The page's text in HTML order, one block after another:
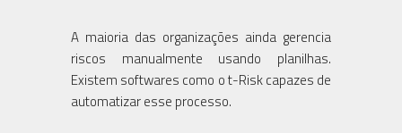
A maioria das organizações ainda gerencia
riscos manualmente usando planilhas.
Existem softwares como o t-Risk capazes de
automatizar esse processo.